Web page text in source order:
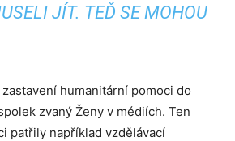
JÍT. TEĎ SE MOHOU
humanitární pomoci do
zvaný Ženy v médiích. Ten
patřily například vzdělávací